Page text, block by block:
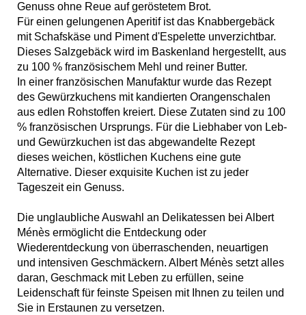
Genuss ohne Reue auf geröstetem Brot.
Für einen gelungenen Aperitif ist das Knabbergebäck
mit Schafskäse und Piment d'Espelette unverzichtbar.
Dieses Salzgebäck wird im Baskenland hergestellt, aus
zu 100 % französischem Mehl und reiner Butter.
In einer französischen Manufaktur wurde das Rezept
des Gewürzkuchens mit kandierten Orangenschalen
aus edlen Rohstoffen kreiert. Diese Zutaten sind zu 100
% französischen Ursprungs. Für die Liebhaber von Leb-
und Gewürzkuchen ist das abgewandelte Rezept
dieses weichen, köstlichen Kuchens eine gute
Alternative. Dieser exquisite Kuchen ist zu jeder
Tageszeit ein Genuss.
Die unglaubliche Auswahl an Delikatessen bei Albert
Ménès ermöglicht die Entdeckung oder
Wiederentdeckung von überraschenden, neuartigen
und intensiven Geschmäckern. Albert Ménès setzt alles
daran, Geschmack mit Leben zu erfüllen, seine
Leidenschaft für feinste Speisen mit Ihnen zu teilen und
Sie in Erstaunen zu versetzen.